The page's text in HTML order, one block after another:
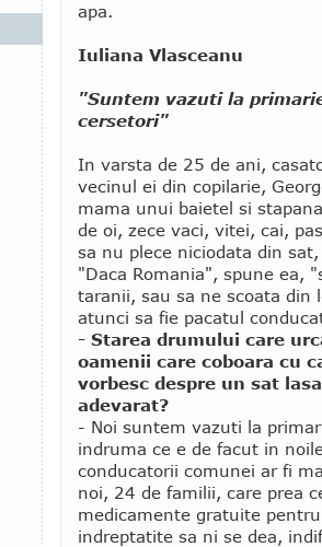
apa.
Iuliana Vlasceanu
"Suntem vazuti la
cersetori"
In varsta de 25 de ani,
vecinul ei din copilarie,
mama unui baietel si
de oi, zece vaci, vitei, cai,
sa nu plece niciodata din
"Daca Romania", spune ea,
taranii, sau sa ne scoata din
atunci sa fie pacatul
- Starea drumului care
oamenii care coboara cu
vorbesc despre un sat
adevarat?
- Noi suntem vazuti la
indruma ce e de facut in
conducatorii comunei ar fi
noi, 24 de familii, care prea
medicamente gratuite
indreptatite sa ni se dea,